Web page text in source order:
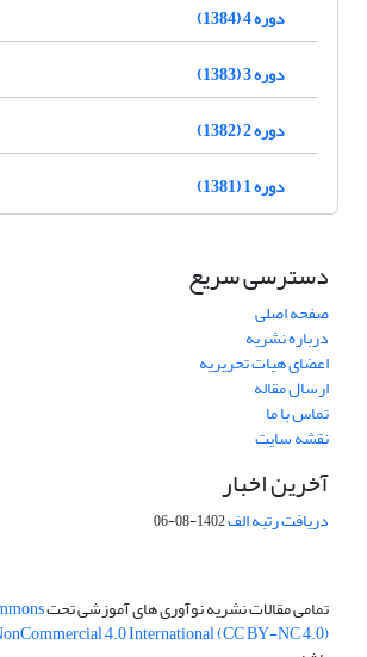
دوره 4 (1384)
دوره 3 (1383)
دوره 2 (1382)
دوره 1 (1381)
دسترسی سریع
صفحه اصلی
درباره نشریه
اعضای هیات تحریریه
ارسال مقاله
تماس با ما
نقشه سایت
آخرین اخبار
دریافت رتبه الف1402-08-06
تمامی مقالات نشریه نوآوری های آموزشی تحت
4.0 International (CC BY-NC 4.0)